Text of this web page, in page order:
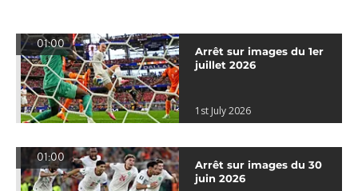
01:00
Arrêt sur images du 1er
juillet 2026
1st July 2026
01:00
Arrêt sur images du 30
juin 2026